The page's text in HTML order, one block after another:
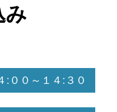
み
:００～１４:３０